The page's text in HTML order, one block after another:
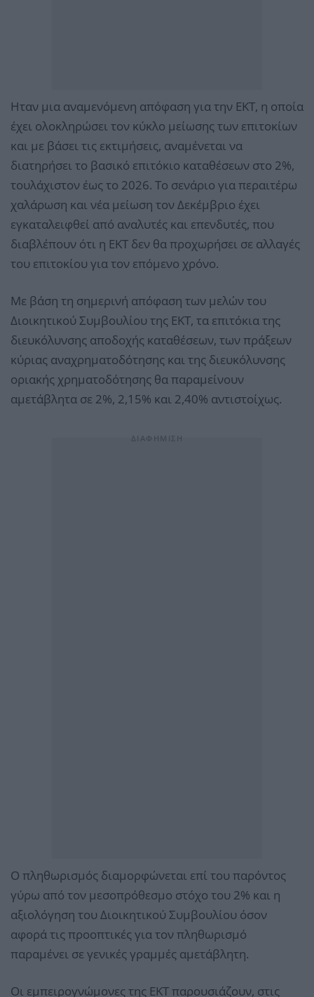
Ηταν μια αναμενόμενη απόφαση για την ΕΚΤ, η οποία
έχει ολοκληρώσει τον κύκλο μείωσης των επιτοκίων
και με βάσει τις εκτιμήσεις, αναμένεται να
διατηρήσει το βασικό επιτόκιο καταθέσεων στο 2%,
τουλάχιστον έως το 2026. Το σενάριο για περαιτέρω
χαλάρωση και νέα μείωση τον Δεκέμβριο έχει
εγκαταλειφθεί από αναλυτές και επενδυτές, που
διαβλέπουν ότι η ΕΚΤ δεν θα προχωρήσει σε αλλαγές
του επιτοκίου για τον επόμενο χρόνο.
Με βάση τη σημερινή απόφαση των μελών του
Διοικητικού Συμβουλίου της ΕΚΤ, τα επιτόκια της
διευκόλυνσης αποδοχής καταθέσεων, των πράξεων
κύριας αναχρηματοδότησης και της διευκόλυνσης
οριακής χρηματοδότησης θα παραμείνουν
αμετάβλητα σε 2%, 2,15% και 2,40% αντιστοίχως.
O πληθωρισμός διαμορφώνεται επί του παρόντος
γύρω από τον μεσοπρόθεσμο στόχο του 2% και η
αξιολόγηση του Διοικητικού Συμβουλίου όσον
αφορά τις προοπτικές για τον πληθωρισμό
παραμένει σε γενικές γραμμές αμετάβλητη.
Οι εμπειρογνώμονες της ΕΚΤ παρουσιάζουν, στις